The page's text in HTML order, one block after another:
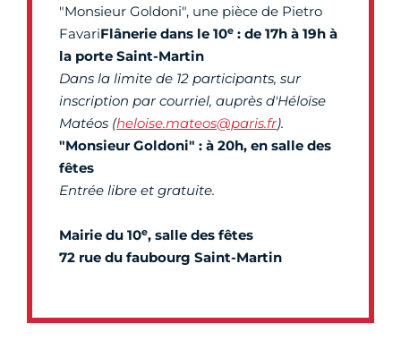
"Monsieur Goldoni", une pièce de Pietro
FavariFlânerie dans le 10e : de 17h à 19h à
la porte Saint-Martin
Dans la limite de 12 participants, sur
inscription par courriel, auprès d'Héloïse
Matéos (heloise.mateos@paris.fr).
"Monsieur Goldoni" : à 20h, en salle des
fêtes
Entrée libre et gratuite.
Mairie du 10e, salle des fêtes
72 rue du faubourg Saint-Martin